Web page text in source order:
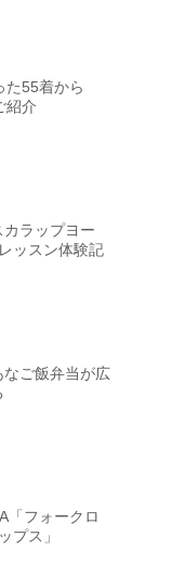
た55着から
紹介
ラップヨー
ッスン体験記
ご飯弁当が広
「フォークロ
プス」